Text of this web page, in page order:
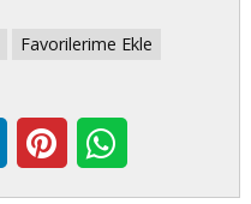
Favorilerime Ekle